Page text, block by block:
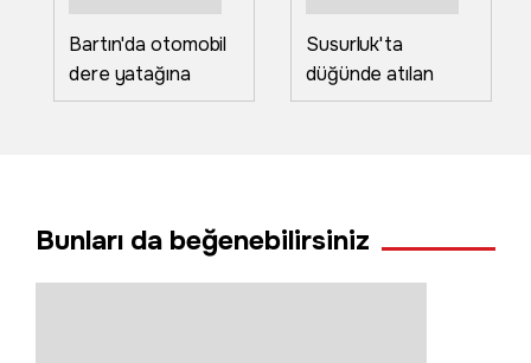
Bartın'da otomobil
dere yatağına
devrildi 3 kişi
Susurluk'ta
düğünde atılan
havai fişekler
Bunları da beğenebilirsiniz